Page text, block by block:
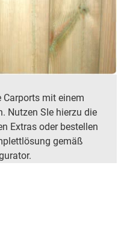
Carports mit einem
Nutzen SIe hierzu die
Extras oder bestellen
gemäß